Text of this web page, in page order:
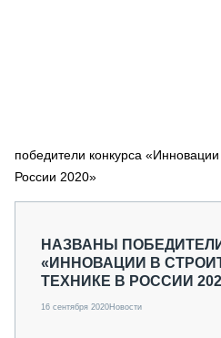
СПЕЦПРОЕКТЫ
МЕРОПРИЯТИЯ
СТАТЬИ ПО КАТЕГОРИЯМ
победители конкурса
России 2020»
НАЗВАНЫ
«ИННОВАЦИИ В
ТЕХНИКЕ В РОССИИ
16 сентября 2020Новости